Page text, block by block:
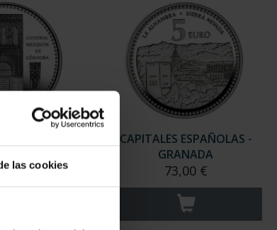
las cookies
€
CAPITALES ESPAÑOLAS -
GRANADA
73,00 €